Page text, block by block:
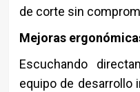
de corte sin
Mejoras
Escuchando
equipo de desarrollo